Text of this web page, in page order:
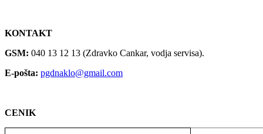
KONTAKT
GSM: 040 13 12 13 (Zdravko Cankar, vodja servisa).
E-pošta: pgdnaklo@gmail.com
CENIK